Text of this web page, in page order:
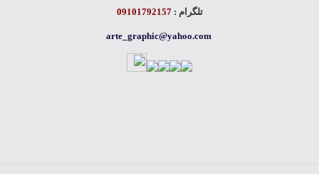
تلگرام :09101792157
arte_graphic@yahoo.com